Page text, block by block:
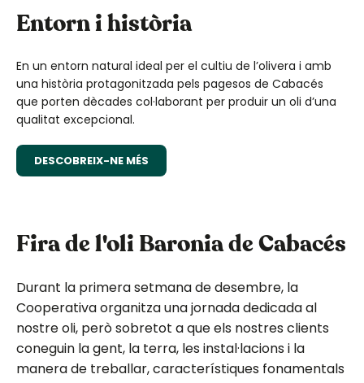
Entorn i història
En un entorn natural ideal per el cultiu de l’olivera i amb
una història protagonitzada pels pagesos de Cabacés
que porten dècades col·laborant per produir un oli d’una
qualitat excepcional.
DESCOBREIX-NE MÉS
Fira de l'oli Baronia de Cabacés
Durant la primera setmana de desembre, la
Cooperativa organitza una jornada dedicada al
nostre oli, però sobretot a que els nostres clients
coneguin la gent, la terra, les instal·lacions i la
manera de treballar, característiques fonamentals